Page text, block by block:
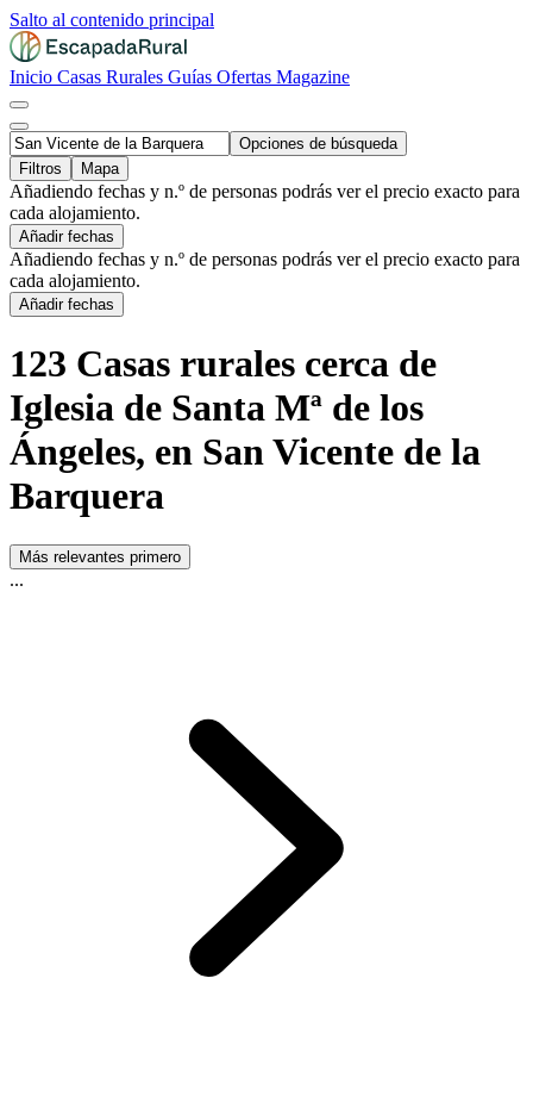
Salto al contenido principal
Inicio Casas Rurales Guías Ofertas Magazine
Opciones de búsqueda
Filtros
Mapa
Añadiendo fechas y n.º de personas podrás ver el precio exacto para
cada alojamiento.
Añadir fechas
Añadiendo fechas y n.º de personas podrás ver el precio exacto para
cada alojamiento.
Añadir fechas
123 Casas rurales cerca de
Iglesia de Santa Mª de los
Ángeles, en San Vicente de la
Barquera
Más relevantes primero
...